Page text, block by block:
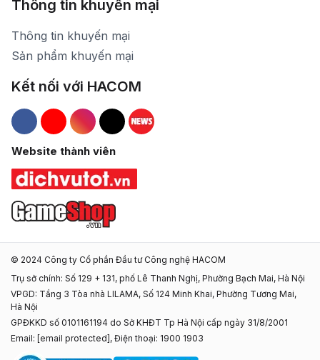
Thông tin khuyến mại
Thông tin khuyến mại
Sản phẩm khuyến mại
Kết nối với HACOM
Hacom Facebook
Hacom YouTube
Hacom Instagram
Hacom TikTok
Website thành viên
© 2024 Công ty Cổ phần Đầu tư Công nghệ HACOM
Trụ sở chính: Số 129 + 131, phố Lê Thanh Nghị, Phường Bạch Mai, Hà Nội
VPGD: Tầng 3 Tòa nhà LILAMA, Số 124 Minh Khai, Phường Tương Mai,
Hà Nội
GPĐKKD số 0101161194 do Sở KHĐT Tp Hà Nội cấp ngày 31/8/2001
Email: [email protected] , Điện thoại: 1900 1903